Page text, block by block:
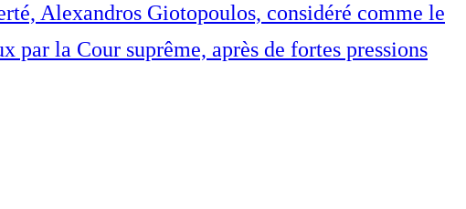
Alexandros Giotopoulos, considéré comme le
par la Cour suprême, après de fortes pressions